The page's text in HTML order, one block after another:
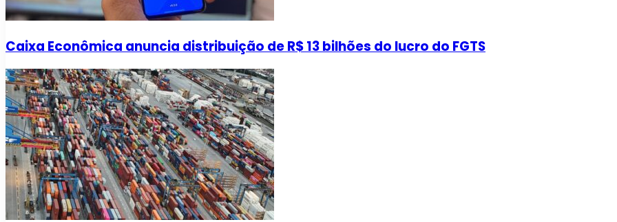
Caixa Econômica anuncia distribuição de R$ 13 bilhões do lucro do FGTS